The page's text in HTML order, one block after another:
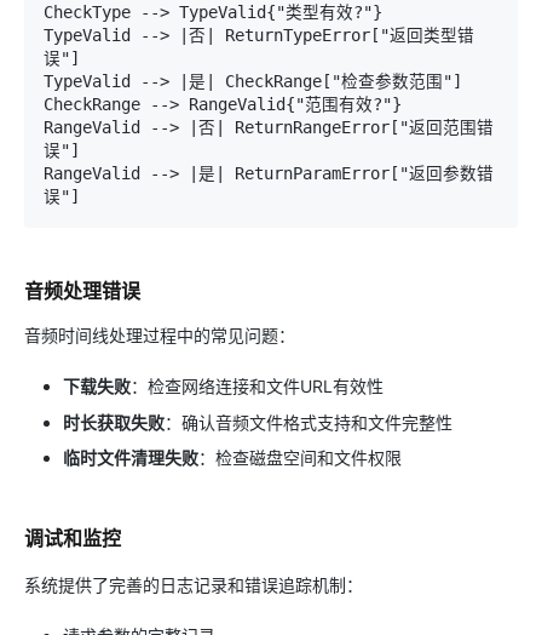
CheckType --> TypeValid{"类型有效?"}
TypeValid --> |否| ReturnTypeError["返回类型错
误"]
TypeValid --> |是| CheckRange["检查参数范围"]
CheckRange --> RangeValid{"范围有效?"}
RangeValid --> |否| ReturnRangeError["返回范围错
误"]
RangeValid --> |是| ReturnParamError["返回参数错
音频处理错误
音频时间线处理过程中的常见问题：
下载失败：检查网络连接和文件URL有效性
时长获取失败：确认音频文件格式支持和文件完整性
临时文件清理失败：检查磁盘空间和文件权限
调试和监控
系统提供了完善的日志记录和错误追踪机制：